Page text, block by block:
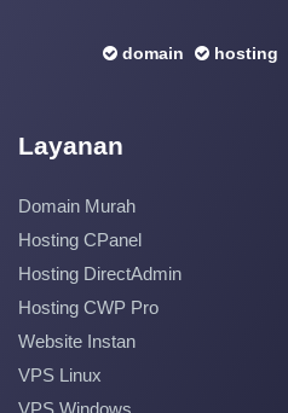
domain hosting
Layanan
Domain Murah
Hosting CPanel
Hosting DirectAdmin
Hosting CWP Pro
Website Instan
VPS Linux
VPS Windows